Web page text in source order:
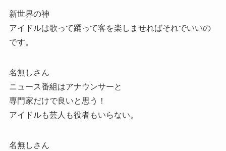
新世界の神
アイドルは歌って踊って客を楽しませればそれでいいの
です。
名無しさん
ニュース番組はアナウンサーと
専門家だけで良いと思う！
アイドルも芸人も役者もいらない。
名無しさん